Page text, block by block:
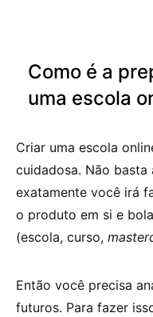
Como é a
uma escola
Criar uma escola
cuidadosa. Não
exatamente você irá
o produto em si e
(escola, curso,
Então você precisa
futuros. Para fazer